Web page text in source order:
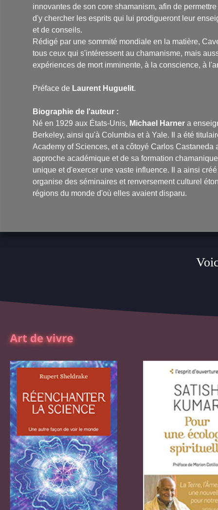
innovantes de son core shamanism, afin de
d'y chercher les esprits qui lui prodigueront leur
et de conseils.
Rédigé par une sommité mondiale en la matière,
tous ceux qui s'intéressent au chamanisme, mais
expériences de mort imminente, à la conscience, à
Préface de Laurent Huguelit.
Biographie de l'auteur :
Né en 1929 aux États-Unis, Michael Harner a
Berkeley, ainsi qu'à Columbia et à Yale. Il a été
Academy of Sciences, et a côtoyé Carlos
approche académique et de sa formation
unique et d'exercer une vaste influence. Il a ainsi
organise des séminaires et renversement culturel
régions du monde d'où elles avaient disparu.